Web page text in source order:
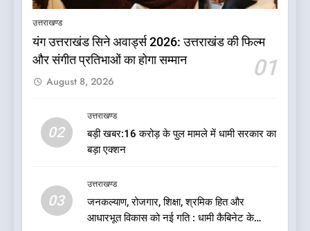
उत्तराखण्ड
यंग उत्तराखंड सिने अवार्ड्स 2026: उत्तराखंड की फिल्म
और संगीत प्रतिभाओं का होगा सम्मान
01
August 8, 2026
02
उत्तराखण्ड
बड़ी खबर:16 करोड़ के पुल मामले में धामी सरकार का
बड़ा एक्शन
03
उत्तराखण्ड
जनकल्याण, रोजगार, शिक्षा, श्रमिक हित और
आधारभूत विकास को नई गति : धामी कैबिनेट के
में समाया पूरा परिवार, पांच की दर्दनाक
6
गोदियाल की टीम घोषित
उत्तराखण्ड